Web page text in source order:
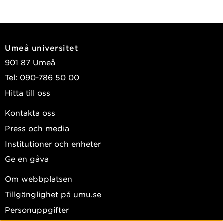
Umeå universitet
901 87 Umeå
Tel: 090-786 50 00
Hitta till oss
Kontakta oss
Press och media
Institutioner och enheter
Ge en gåva
Om webbplatsen
Tillgänglighet på umu.se
Personuppgifter